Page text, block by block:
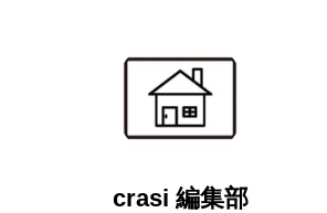
crasi 編集部